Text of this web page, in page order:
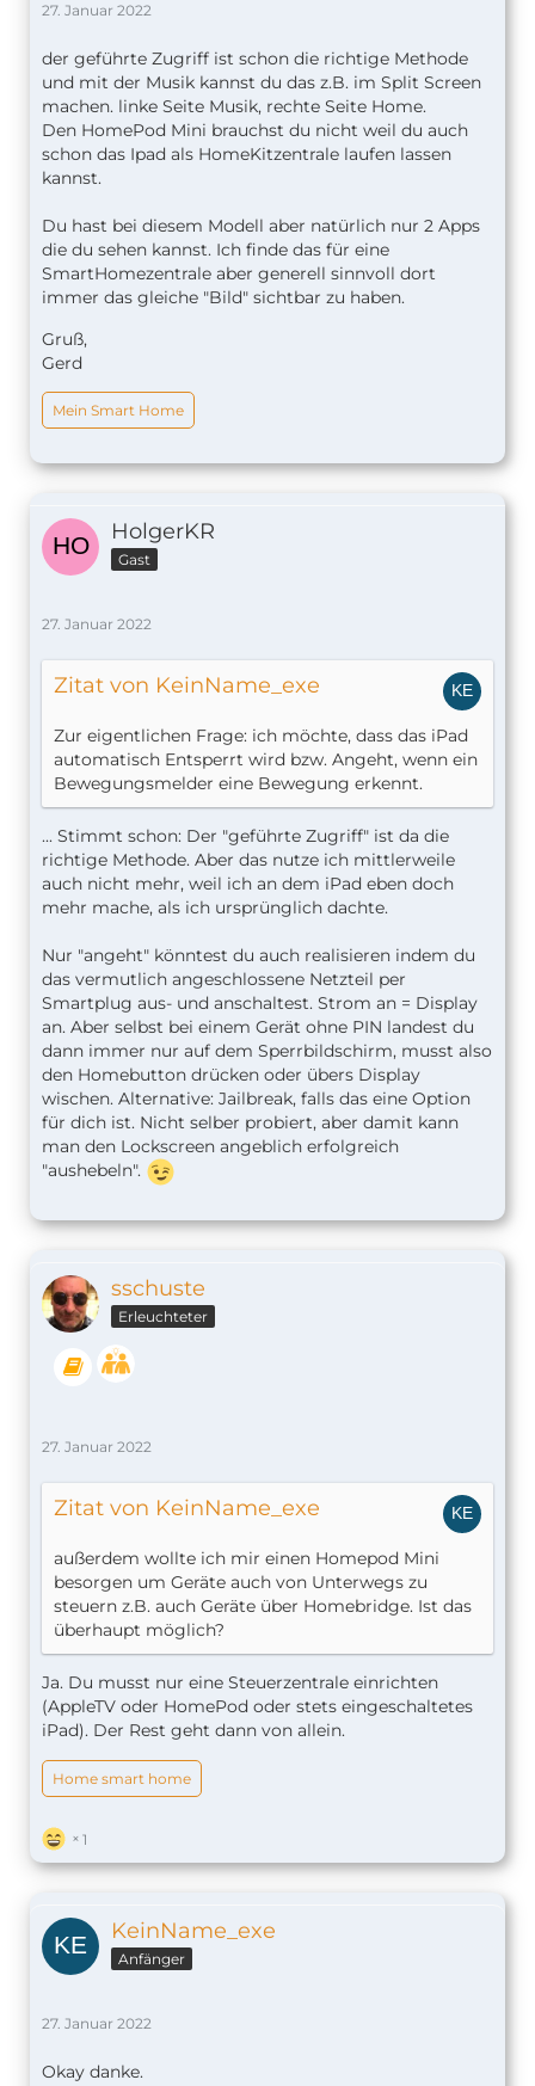
27. Januar 2022
der geführte Zugriff ist schon die richtige Methode
und mit der Musik kannst du das z.B. im Split Screen
machen. linke Seite Musik, rechte Seite Home.
Den HomePod Mini brauchst du nicht weil du auch
schon das Ipad als HomeKitzentrale laufen lassen
kannst.
Du hast bei diesem Modell aber natürlich nur 2 Apps
die du sehen kannst. Ich finde das für eine
SmartHomezentrale aber generell sinnvoll dort
immer das gleiche "Bild" sichtbar zu haben.
Gruß,
Gerd
Mein Smart Home
HolgerKR
Gast
27. Januar 2022
Zitat von KeinName_exe
Zur eigentlichen Frage: ich möchte, dass das iPad
automatisch Entsperrt wird bzw. Angeht, wenn ein
Bewegungsmelder eine Bewegung erkennt.
... Stimmt schon: Der "geführte Zugriff" ist da die
richtige Methode. Aber das nutze ich mittlerweile
auch nicht mehr, weil ich an dem iPad eben doch
mehr mache, als ich ursprünglich dachte.
Nur "angeht" könntest du auch realisieren indem du
das vermutlich angeschlossene Netzteil per
Smartplug aus- und anschaltest. Strom an = Display
an. Aber selbst bei einem Gerät ohne PIN landest du
dann immer nur auf dem Sperrbildschirm, musst also
den Homebutton drücken oder übers Display
wischen. Alternative: Jailbreak, falls das eine Option
für dich ist. Nicht selber probiert, aber damit kann
man den Lockscreen angeblich erfolgreich
"aushebeln".
sschuste
Erleuchteter
27. Januar 2022
Zitat von KeinName_exe
außerdem wollte ich mir einen Homepod Mini
besorgen um Geräte auch von Unterwegs zu
steuern z.B. auch Geräte über Homebridge. Ist das
überhaupt möglich?
Ja. Du musst nur eine Steuerzentrale einrichten
(AppleTV oder HomePod oder stets eingeschaltetes
iPad). Der Rest geht dann von allein.
Home smart home
1
KeinName_exe
Anfänger
27. Januar 2022
Okay danke.